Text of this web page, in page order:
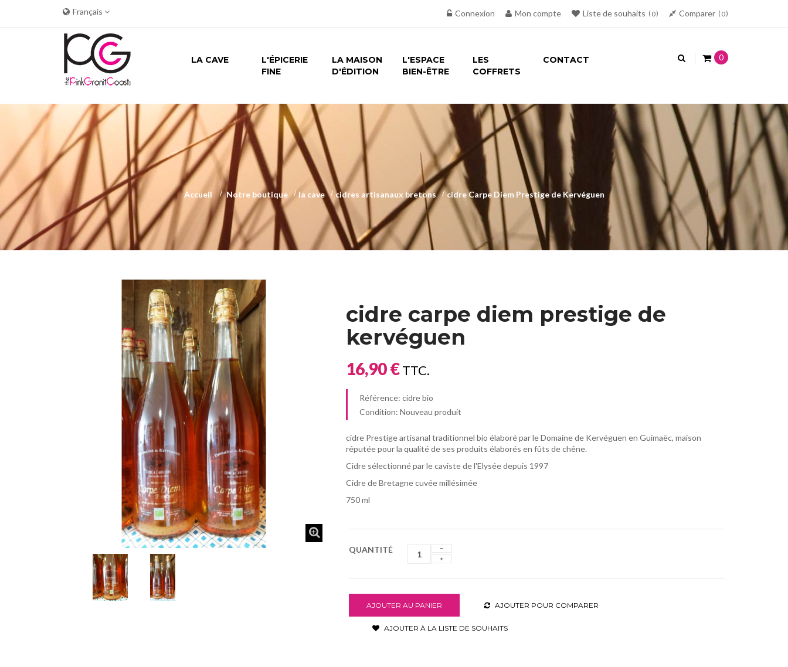
Français Connexion Mon compte Liste de souhaits 0 Comparer 0
LA CAVE
L'ÉPICERIE
FINE
LA MAISON
D'ÉDITION
L'ESPACE
BIEN-ÊTRE
LES
COFFRETS
CONTACT 0
Accueil > Notre boutique > la cave > cidres artisanaux bretons > cidre Carpe Diem Prestige de Kervéguen
cidre carpe diem prestige de
kervéguen
16,90 €TTC.
Référence: cidre bio
Condition: Nouveau produit
cidre Prestige artisanal traditionnel bio élaboré par le Domaine de Kervéguen en Guimaëc, maison
réputée pour la qualité de ses produits élaborés en fûts de chêne.
Cidre sélectionné par le caviste de l'Elysée depuis 1997
Cidre de Bretagne cuvée millésimée
750 ml
QUANTITÉ
AJOUTER AU PANIER AJOUTER POUR COMPARER
AJOUTER À LA LISTE DE SOUHAITS